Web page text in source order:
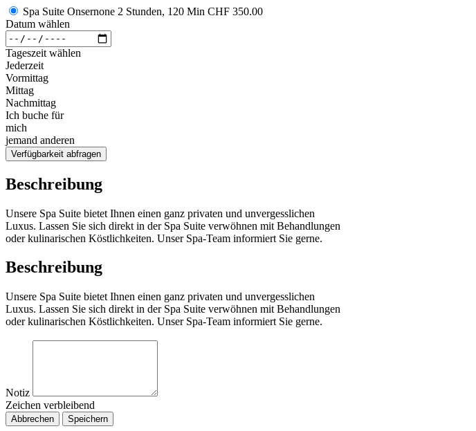
Spa Suite Onsernone 2 Stunden, 120 Min CHF 350.00
Datum wählen
Tageszeit wählen
Jederzeit
Vormittag
Mittag
Nachmittag
Ich buche für
mich
jemand anderen
Verfügbarkeit abfragen
Beschreibung
Unsere Spa Suite bietet Ihnen einen ganz privaten und unvergesslichen
Luxus. Lassen Sie sich direkt in der Spa Suite verwöhnen mit Behandlungen
oder kulinarischen Köstlichkeiten. Unser Spa-Team informiert Sie gerne.
Beschreibung
Unsere Spa Suite bietet Ihnen einen ganz privaten und unvergesslichen
Luxus. Lassen Sie sich direkt in der Spa Suite verwöhnen mit Behandlungen
oder kulinarischen Köstlichkeiten. Unser Spa-Team informiert Sie gerne.
Notiz
Zeichen verbleibend
Abbrechen Speichern